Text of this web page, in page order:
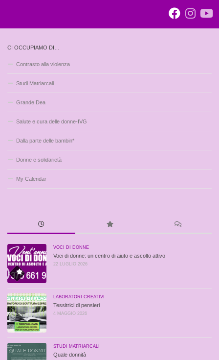
CI OCCUPIAMO DI…
Contrasto alla violenza
Studi Matriarcali
Grande Dea
Salute e cura delle donne-IVG
Dalla parte delle bambin*
Donne e solidarietà
My Calendar
VOCI DI DONNE
Voci di donne: un centro di aiuto e ascolto attivo
22 LUGLIO 2026
LABORATORI CREATIVI
Tessitrici di pensieri
4 MAGGIO 2026
STUDI MATRIARCALI
Quale donnità